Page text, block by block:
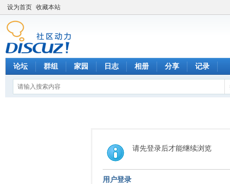
设为首页 收藏本站
论坛 群组 家园 日志 相册 分享 记录
请先登录后才能继续浏览
用户登录